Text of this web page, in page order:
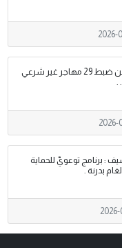
2026-
أمن المرج تعلن ضبط 29 مهاجر غير شرعي
.
2026-
: برنامج توعويّ للحماية
بدرنة .
2026-